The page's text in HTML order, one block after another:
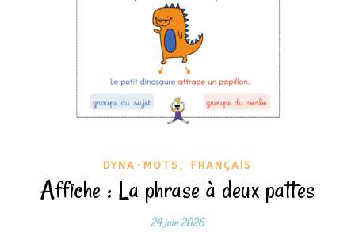
DYNA-MOTS , FRANÇAIS
Affiche : La phrase à deux pattes
24 juin 2026